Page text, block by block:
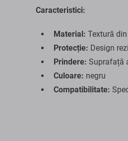
Caracteristici:
Material: Textură
Protecție: Design
Prindere: Suprafață
Culoare: negru
Compatibilitate: